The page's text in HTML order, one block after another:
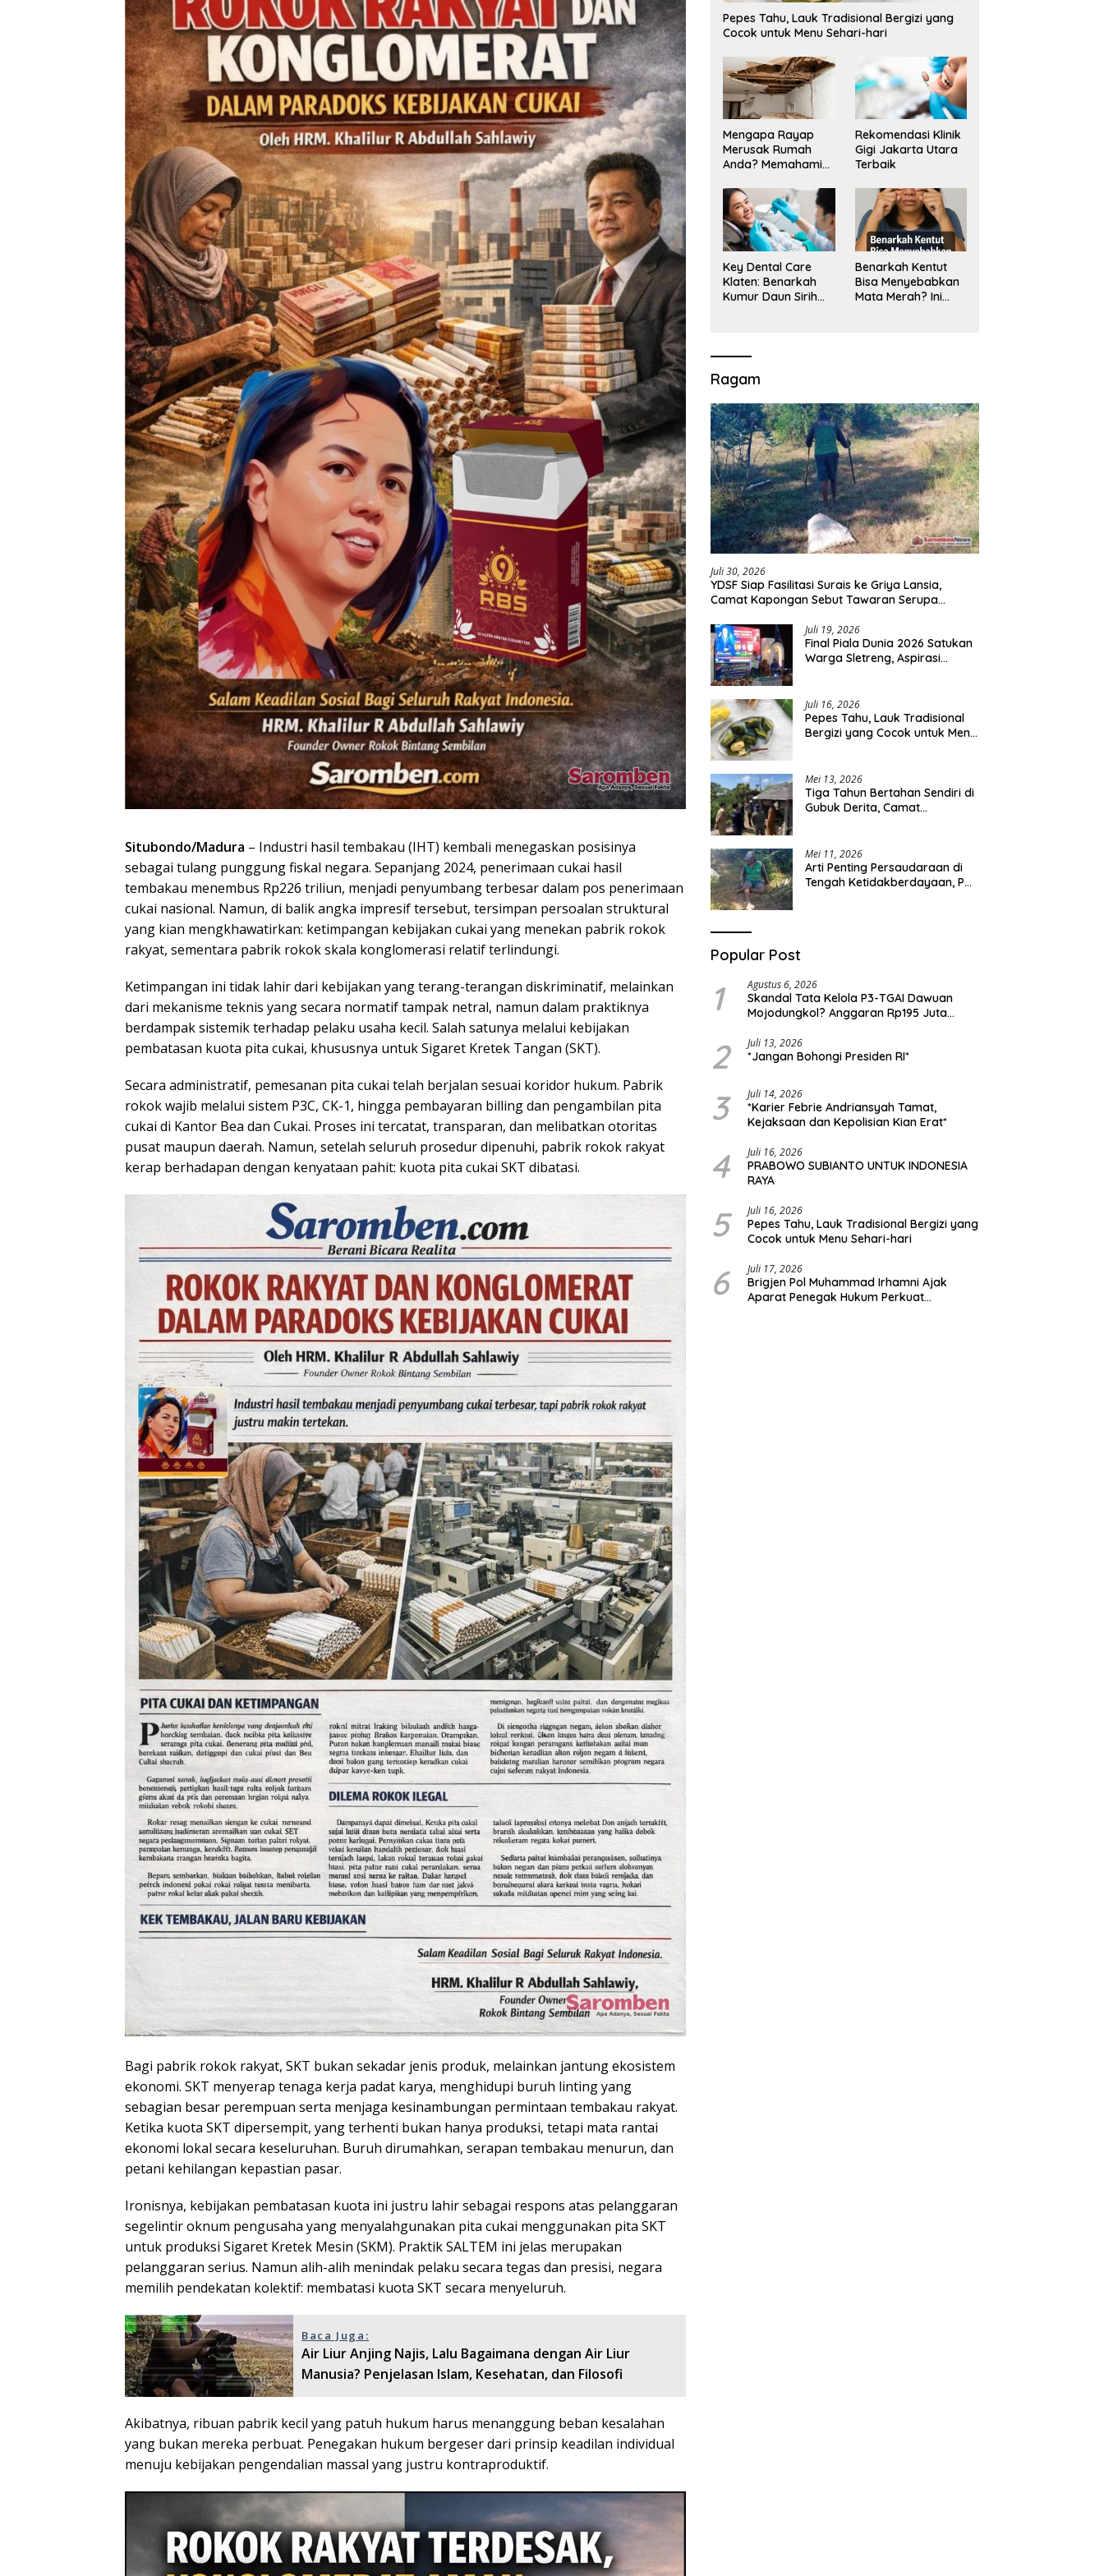
Situbondo/Madura – Industri hasil tembakau (IHT) kembali menegaskan posisinya
sebagai tulang punggung fiskal negara. Sepanjang 2024, penerimaan cukai hasil
tembakau menembus Rp226 triliun, menjadi penyumbang terbesar dalam pos penerimaan
cukai nasional. Namun, di balik angka impresif tersebut, tersimpan persoalan struktural
yang kian mengkhawatirkan: ketimpangan kebijakan cukai yang menekan pabrik rokok
rakyat, sementara pabrik rokok skala konglomerasi relatif terlindungi.
Ketimpangan ini tidak lahir dari kebijakan yang terang-terangan diskriminatif, melainkan
dari mekanisme teknis yang secara normatif tampak netral, namun dalam praktiknya
berdampak sistemik terhadap pelaku usaha kecil. Salah satunya melalui kebijakan
pembatasan kuota pita cukai, khususnya untuk Sigaret Kretek Tangan (SKT).
Secara administratif, pemesanan pita cukai telah berjalan sesuai koridor hukum. Pabrik
rokok wajib melalui sistem P3C, CK-1, hingga pembayaran billing dan pengambilan pita
cukai di Kantor Bea dan Cukai. Proses ini tercatat, transparan, dan melibatkan otoritas
pusat maupun daerah. Namun, setelah seluruh prosedur dipenuhi, pabrik rokok rakyat
kerap berhadapan dengan kenyataan pahit: kuota pita cukai SKT dibatasi.
Bagi pabrik rokok rakyat, SKT bukan sekadar jenis produk, melainkan jantung ekosistem
ekonomi. SKT menyerap tenaga kerja padat karya, menghidupi buruh linting yang
sebagian besar perempuan serta menjaga kesinambungan permintaan tembakau rakyat.
Ketika kuota SKT dipersempit, yang terhenti bukan hanya produksi, tetapi mata rantai
ekonomi lokal secara keseluruhan. Buruh dirumahkan, serapan tembakau menurun, dan
petani kehilangan kepastian pasar.
Ironisnya, kebijakan pembatasan kuota ini justru lahir sebagai respons atas pelanggaran
segelintir oknum pengusaha yang menyalahgunakan pita cukai menggunakan pita SKT
untuk produksi Sigaret Kretek Mesin (SKM). Praktik SALTEM ini jelas merupakan
pelanggaran serius. Namun alih-alih menindak pelaku secara tegas dan presisi, negara
memilih pendekatan kolektif: membatasi kuota SKT secara menyeluruh.
Baca Juga:
Air Liur Anjing Najis, Lalu Bagaimana dengan Air Liur
Manusia? Penjelasan Islam, Kesehatan, dan Filosofi
Akibatnya, ribuan pabrik kecil yang patuh hukum harus menanggung beban kesalahan
yang bukan mereka perbuat. Penegakan hukum bergeser dari prinsip keadilan individual
menuju kebijakan pengendalian massal yang justru kontraproduktif.
Pepes Tahu, Lauk Tradisional Bergizi yang
Cocok untuk Menu Sehari-hari
Mengapa Rayap
Merusak Rumah
Anda? Memahami
Killer”
Rekomendasi Klinik
Gigi Jakarta Utara
Terbaik
Key Dental Care
Klaten: Benarkah
Kumur Daun Sirih
Klaten
Benarkah Kentut
Bisa Menyebabkan
Mata Merah? Ini
Ragam
Juli 30, 2026
YDSF Siap Fasilitasi Surais ke Griya Lansia,
Camat Kapongan Sebut Tawaran Serupa
Juli 19, 2026
Final Piala Dunia 2026 Satukan
Warga Sletreng, Aspirasi
Juli 16, 2026
Pepes Tahu, Lauk Tradisional
Bergizi yang Cocok untuk Menu
Mei 13, 2026
Tiga Tahun Bertahan Sendiri di
Gubuk Derita, Camat
Mei 11, 2026
Arti Penting Persaudaraan di
Tengah Ketidakberdayaan, Pak
Popular Post
1 Agustus 6, 2026
Skandal Tata Kelola P3-TGAI Dawuan
Mojodungkol? Anggaran Rp195 Juta
hingga Misteri Swakelola Petani
2 Juli 13, 2026
*Jangan Bohongi Presiden RI*
3 Juli 14, 2026
*Karier Febrie Andriansyah Tamat,
Kejaksaan dan Kepolisian Kian Erat*
4 Juli 16, 2026
PRABOWO SUBIANTO UNTUK INDONESIA
RAYA
5 Juli 16, 2026
Pepes Tahu, Lauk Tradisional Bergizi yang
Cocok untuk Menu Sehari-hari
6 Juli 17, 2026
Brigjen Pol Muhammad Irhamni Ajak
Aparat Penegak Hukum Perkuat